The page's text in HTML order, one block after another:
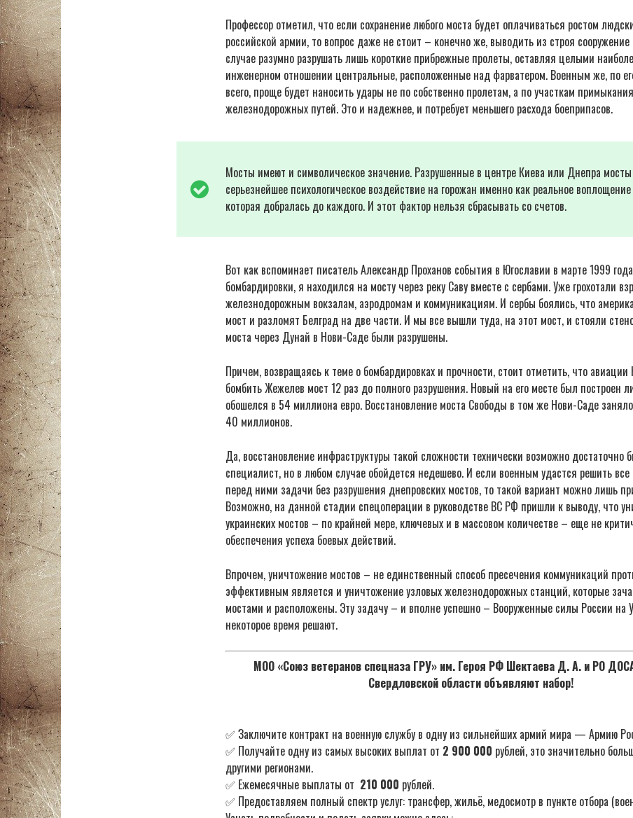
Профессор отметил, что если сохранение любого моста будет оплачиваться ростом
российской армии, то вопрос даже не стоит – конечно же, выводить из строя
случае разумно разрушать лишь короткие прибрежные пролеты, оставляя целыми
инженерном отношении центральные, расположенные над фарватером. Военным же, по
всего, проще будет наносить удары не по собственно пролетам, а по участкам примыкания
железнодорожных путей. Это и надежнее, и потребует меньшего расхода боеприпасов.
Мосты имеют и символическое значение. Разрушенные в центре Киева или Днепра
серьезнейшее психологическое воздействие на горожан именно как реальное
которая добралась до каждого. И этот фактор нельзя сбрасывать со счетов.
Вот как вспоминает писатель Александр Проханов события в Югославии в марте 1999
бомбардировки, я находился на мосту через реку Саву вместе с сербами. Уже грохотали
железнодорожным вокзалам, аэродромам и коммуникациям. И сербы боялись, что
мост и разломят Белград на две части. И мы все вышли туда, на этот мост, и стояли
моста через Дунай в Нови-Саде были разрушены.
Причем, возвращаясь к теме о бомбардировках и прочности, стоит отметить, что
бомбить Жежелев мост 12 раз до полного разрушения. Новый на его месте был построен
обошелся в 54 миллиона евро. Восстановление моста Свободы в том же Нови-Саде
40 миллионов.
Да, восстановление инфраструктуры такой сложности технически возможно достаточно
специалист, но в любом случае обойдется недешево. И если военным удастся решить
перед ними задачи без разрушения днепровских мостов, то такой вариант можно лишь
Возможно, на данной стадии спецоперации в руководстве ВС РФ пришли к выводу, что
украинских мостов – по крайней мере, ключевых и в массовом количестве – еще не
обеспечения успеха боевых действий.
Впрочем, уничтожение мостов – не единственный способ пресечения коммуникаций
эффективным является и уничтожение узловых железнодорожных станций, которые
мостами и расположены. Эту задачу – и вполне успешно – Вооруженные силы России на
некоторое время решают.
МОО «Союз ветеранов спецназа ГРУ» им. Героя РФ Шектаева Д. А. и РО
Свердловской области объявляют набор!
✅ Заключите контракт на военную службу в одну из сильнейших армий мира — Армию
✅ Получайте одну из самых высоких выплат от 2 900 000 рублей, это значительно
другими регионами.
✅ Ежемесячные выплаты от 210 000 рублей.
✅ Предоставляем полный спектр услуг: трансфер, жильё, медосмотр в пункте отбора